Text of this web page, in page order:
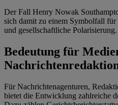
Der Fall Henry Nowak
sich damit zu einem Symbolfall
und gesellschaftliche Polarisierung.
Bedeutung für
Für Nachrichtenagenturen,
bietet die Entwicklung zahlreiche